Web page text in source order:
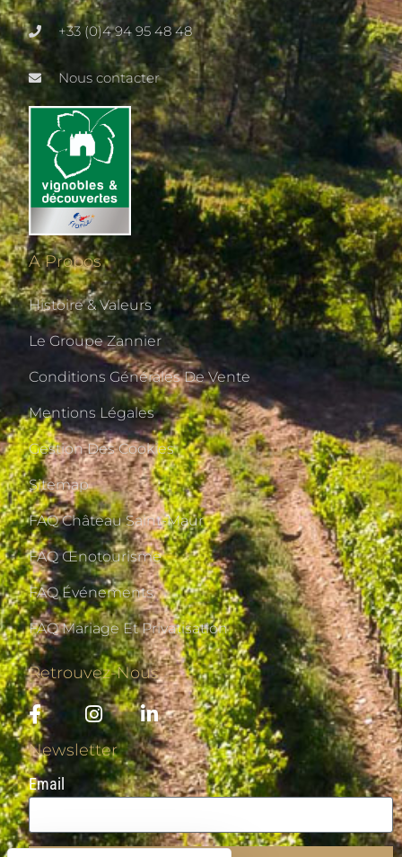
+33 (0)4 94 95 48 48
Nous contacter
A Propos
Histoire & Valeurs
Le Groupe Zannier
Conditions Générales De Vente
Mentions Légales
Gestion Des Cookies
Sitemap
FAQ Château Saint-Maur
FAQ Œnotourisme
FAQ Événements
FAQ Mariage Et Privatisation
Retrouvez-Nous
Newsletter
Email